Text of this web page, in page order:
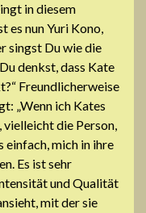
in diesem
es nun Yuri Kono,
singst Du wie die
denkst, dass Kate
Freundlicherweise
„Wenn ich Kates
vielleicht die Person,
einfach, mich in ihre
Es ist sehr
und Qualität
mit der sie